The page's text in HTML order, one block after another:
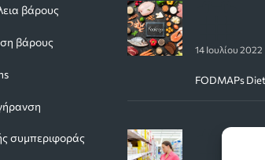
βάρους
βάρους
συμπεριφοράς
14 Ιουλίου 2022
FODMAPs Diet